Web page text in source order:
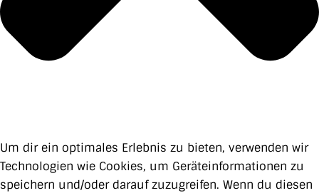
Um dir ein optimales Erlebnis zu bieten, verwenden wir
Technologien wie Cookies, um Geräteinformationen zu
speichern und/oder darauf zuzugreifen. Wenn du diesen